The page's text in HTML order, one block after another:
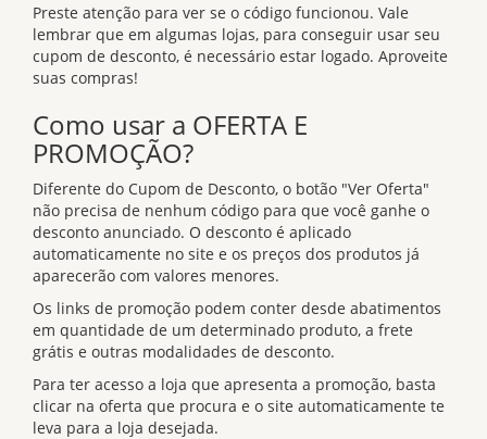
Preste atenção para ver se o código funcionou. Vale
lembrar que em algumas lojas, para conseguir usar seu
cupom de desconto, é necessário estar logado. Aproveite
suas compras!
Como usar a OFERTA E
PROMOÇÃO?
Diferente do Cupom de Desconto, o botão "Ver Oferta"
não precisa de nenhum código para que você ganhe o
desconto anunciado. O desconto é aplicado
automaticamente no site e os preços dos produtos já
aparecerão com valores menores.
Os links de promoção podem conter desde abatimentos
em quantidade de um determinado produto, a frete
grátis e outras modalidades de desconto.
Para ter acesso a loja que apresenta a promoção, basta
clicar na oferta que procura e o site automaticamente te
leva para a loja desejada.